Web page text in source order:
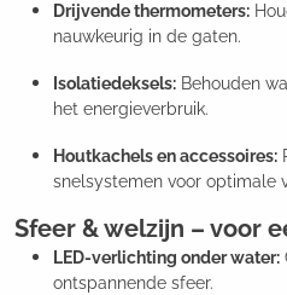
Drijvende thermometers:
nauwkeurig in de gaten.
Isolatiedeksels: Behouden
het energieverbruik.
Houtkachels en accessoires:
snelsystemen voor optimale
Sfeer & welzijn – voor
LED-verlichting onder water:
ontspannende sfeer.